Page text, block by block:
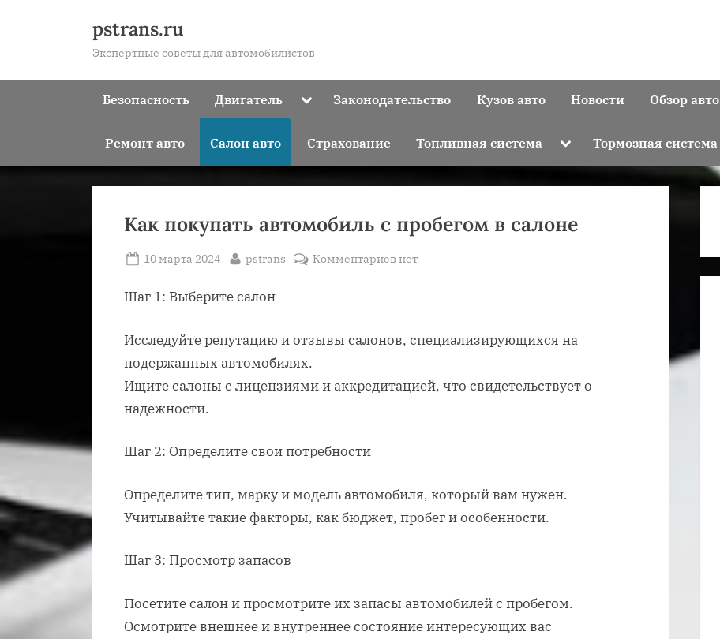
pstrans.ru
Экспертные советы для автомобилистов
Безопасность Двигатель ToggleЗаконодательство Кузов авто Новости Обзор авто
Ремонт авто Салон авто Страхование Топливная система Toggle
menu
Тормозная система
Как покупать автомобиль с пробегом в салоне
Posted
10 марта 2024 By
pstrans Комментариев к
автомобиль
нет
Шаг 1: Выберите салон
Исследуйте репутацию и отзывы салонов, специализирующихся на
подержанных автомобилях.
Ищите салоны с лицензиями и аккредитацией, что свидетельствует о
надежности.
Шаг 2: Определите свои потребности
Определите тип, марку и модель автомобиля, который вам нужен.
Учитывайте такие факторы, как бюджет, пробег и особенности.
Шаг 3: Просмотр запасов
Посетите салон и просмотрите их запасы автомобилей с пробегом.
Осмотрите внешнее и внутреннее состояние интересующих вас